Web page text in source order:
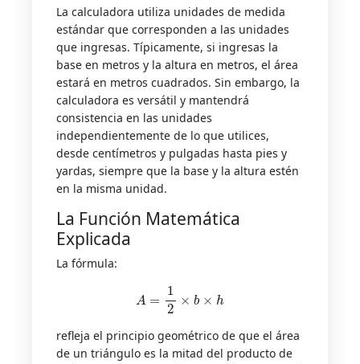
La calculadora utiliza unidades de medida
estándar que corresponden a las unidades
que ingresas. Típicamente, si ingresas la
base en metros y la altura en metros, el área
estará en metros cuadrados. Sin embargo, la
calculadora es versátil y mantendrá
consistencia en las unidades
independientemente de lo que utilices,
desde centímetros y pulgadas hasta pies y
yardas, siempre que la base y la altura estén
en la misma unidad.
La Función Matemática
Explicada
La fórmula:
1
refleja el principio geométrico de que el área
de un triángulo es la mitad del producto de